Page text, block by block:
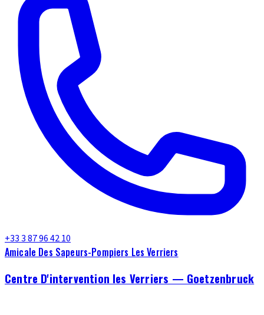
+33 3 87 96 42 10
Amicale Des Sapeurs-Pompiers Les Verriers
Centre D'intervention les Verriers — Goetzenbruck